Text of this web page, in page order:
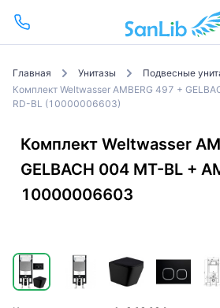
Главная Унитазы Подвесные
Комплект Weltwasser AMBERG 497 +
RD-BL (10000006603)
Комплект Weltwasser
GELBACH 004 MT-BL +
10000006603